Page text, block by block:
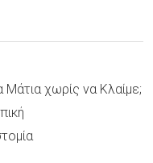
Μάτια χωρίς να Κλαίμε;